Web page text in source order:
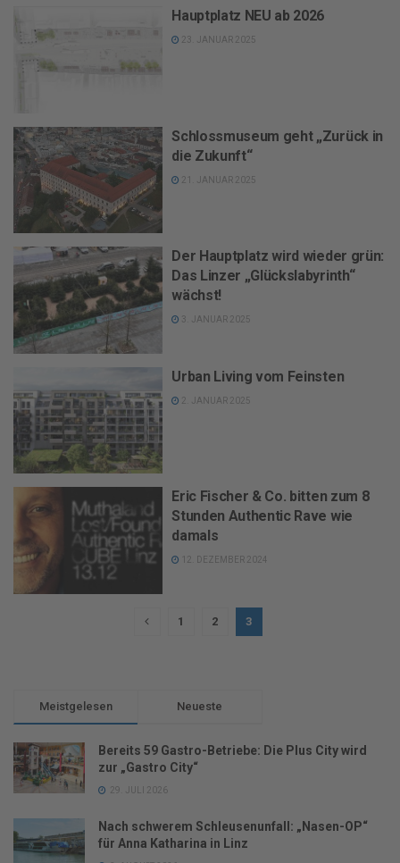
Hauptplatz NEU ab 2026
23. JANUAR 2025
Schlossmuseum geht „Zurück in
die Zukunft“
21. JANUAR 2025
Der Hauptplatz wird wieder grün:
Das Linzer „Glückslabyrinth“
wächst!
3. JANUAR 2025
Urban Living vom Feinsten
2. JANUAR 2025
Eric Fischer & Co. bitten zum 8
Stunden Authentic Rave wie
damals
12. DEZEMBER 2024
1 2 3
Meistgelesen Neueste
Bereits 59 Gastro-Betriebe: Die Plus City wird
zur „Gastro City“
29. JULI 2026
Nach schwerem Schleusenunfall: „Nasen-OP“
für Anna Katharina in Linz